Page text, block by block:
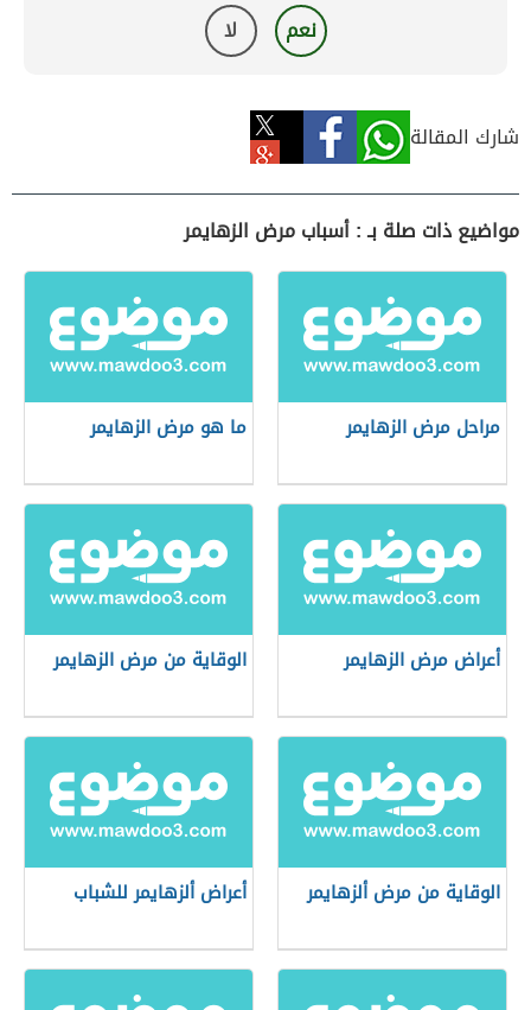
نعم لا
شارك المقالة
مواضيع ذات صلة بـ : أسباب مرض الزهايمر
مراحل مرض الزهايمر ما هو مرض الزهايمر
أعراض مرض الزهايمر الوقاية من مرض الزهايمر
الوقاية من مرض ألزهايمر أعراض ألزهايمر للشباب